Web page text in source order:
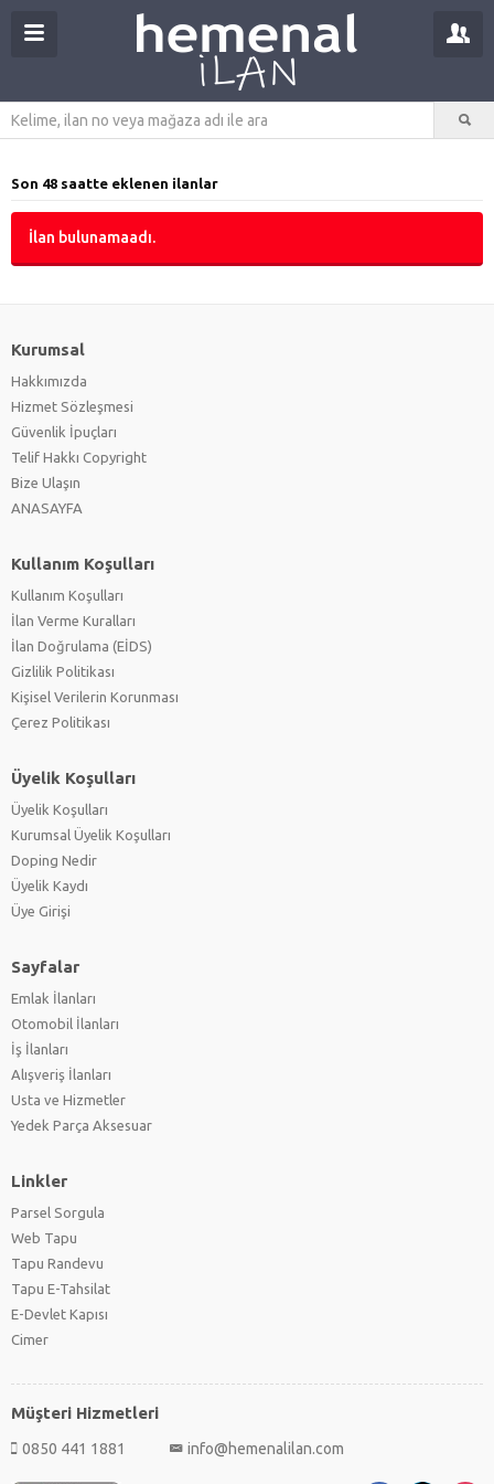
Son 48 saatte eklenen ilanlar
İlan bulunamaadı.
Kurumsal
Hakkımızda
Hizmet Sözleşmesi
Güvenlik İpuçları
Telif Hakkı Copyright
Bize Ulaşın
ANASAYFA
Kullanım Koşulları
Kullanım Koşulları
İlan Verme Kuralları
İlan Doğrulama (EİDS)
Gizlilik Politikası
Kişisel Verilerin Korunması
Çerez Politikası
Üyelik Koşulları
Üyelik Koşulları
Kurumsal Üyelik Koşulları
Doping Nedir
Üyelik Kaydı
Üye Girişi
Sayfalar
Emlak İlanları
Otomobil İlanları
İş İlanları
Alışveriş İlanları
Usta ve Hizmetler
Yedek Parça Aksesuar
Linkler
Parsel Sorgula
Web Tapu
Tapu Randevu
Tapu E-Tahsilat
E-Devlet Kapısı
Cimer
Müşteri Hizmetleri
0850 441 1881 info@hemenalilan.com